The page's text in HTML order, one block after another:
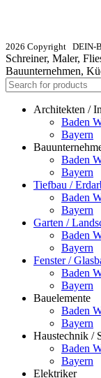
2026 Copyright DEIN-
Schreiner, Maler,
Bauunternehmen,
Architekten /
Baden
Bayern
Baden
Bayern
Tiefbau /
Baden
Bayern
Garten /
Baden
Bayern
Fenster /
Baden
Bayern
Bauelemente
Baden
Bayern
Haustechnik /
Baden
Bayern
Elektriker